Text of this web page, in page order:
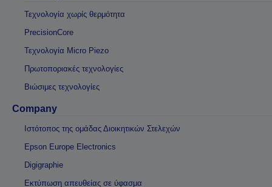
Τεχνολογία χωρίς θερμότητα
PrecisionCore
Τεχνολογία Micro Piezo
Πρωτοποριακές τεχνολογίες
Βιώσιμες τεχνολογίες
Company
Ιστότοπος της ομάδας Διοικητικών Στελεχών
Epson Europe Electronics
Digigraphie
Εκτύπωση απευθείας σε ύφασμα